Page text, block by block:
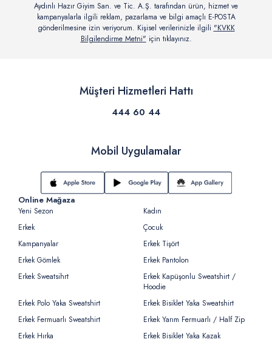
Aydınlı Hazır Giyim San. ve Tic. A.Ş. tarafından ürün, hizmet ve
kampanyalarla ilgili reklam, pazarlama ve bilgi amaçlı E-POSTA
gönderilmesine izin veriyorum. Kişisel verilerinizle ilgili "KVKK
Bilgilendirme Metni" için tıklayınız.
Müşteri Hizmetleri Hattı
444 60 44
Mobil Uygulamalar
Online Mağaza
Yeni Sezon
Kadın
Erkek
Çocuk
Kampanyalar
Erkek Tişört
Erkek Gömlek
Erkek Pantolon
Erkek Sweatsihrt
Erkek Kapüşonlu Sweatshirt /
Hoodie
Erkek Polo Yaka Sweatshirt
Erkek Bisiklet Yaka Sweatshirt
Erkek Fermuarlı Sweatshirt
Erkek Yarım Fermuarlı / Half Zip
Erkek Hırka
Erkek Bisiklet Yaka Kazak